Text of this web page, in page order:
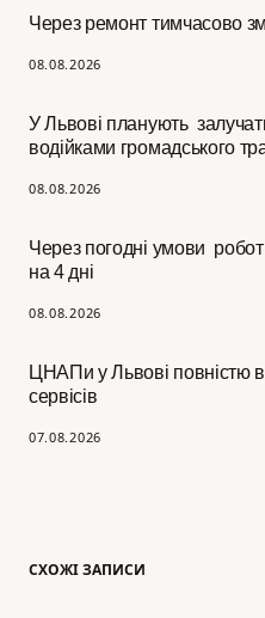
Через ремонт тимчасово
08.08.2026
У Львові планують
водійками громадського
08.08.2026
Через погодні умови
на 4 дні
08.08.2026
ЦНАПи у Львові повністю
сервісів
07.08.2026
СХОЖІ ЗАПИСИ